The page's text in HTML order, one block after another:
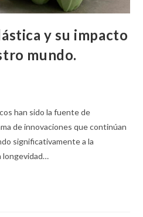
y su impacto
mundo.
han sido la fuente de
de innovaciones que continúan
significativamente a la
longevidad…